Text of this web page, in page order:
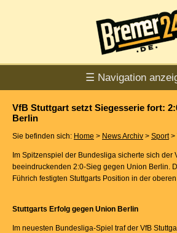
☰ Navigation
VfB Stuttgart setzt Siegesserie fort:
Berlin
Sie befinden sich: Home > News Archiv > Sport>
Im Spitzenspiel der Bundesliga sicherte sich der
beeindruckenden 2:0-Sieg gegen Union Berlin.
Führich festigten Stuttgarts Position in der
Stuttgarts Erfolg gegen Union Berlin
Im neuesten Bundesliga-Spiel traf der VfB